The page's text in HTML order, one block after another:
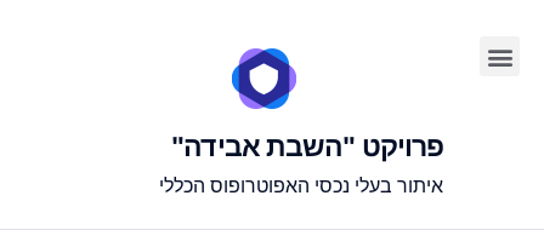
פרויקט "השבת אבידה"
איתור בעלי נכסי האפוטרופוס הכללי